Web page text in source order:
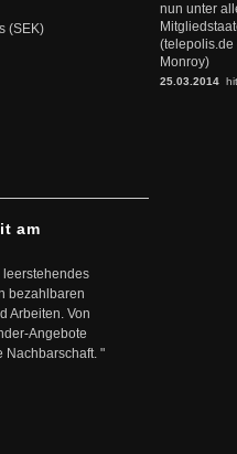
(SEK)
am
leerstehendes
bezahlbaren
Arbeiten. Von
Angebote
Nachbarschaft. "
nun unter
(telepolis.de
Monroy)
25.03.2014